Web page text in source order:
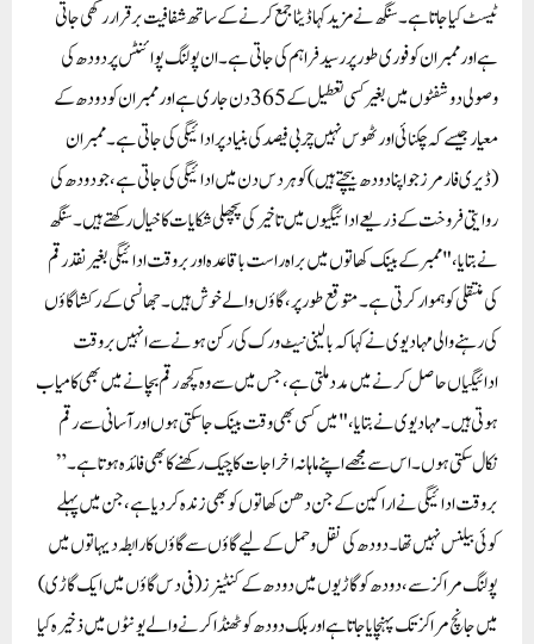
ٹیسٹ کیا جاتا ہے۔ سنگھ نے مزید کہاڈیٹا جمع کرنے کے ساتھ شفافیت برقرار رکھی جاتی
ہے اور ممبران کو فوری طور پر رسید فراہم کی جاتی ہے۔ان پولنگ پوائنٹس پر دودھ کی
وصولی دو شفٹوں میں بغیر کسی تعطیل کے 365 دن جاری ہے اور ممبران کو دودھ کے
معیار جیسے کہ چکنائی اور ٹھوس نہیں چربی فیصد کی بنیاد پر ادائیگی کی جاتی ہے۔ ممبران
(ڈیری فارمرز جو اپنا دودھ بیچتے ہیں) کو ہر دس دن میں ادائیگی کی جاتی ہے، جو دودھ کی
روایتی فروخت کے ذریعے ادائیگیوں میں تاخیر کی پچھلی شکایات کا خیال رکھتے ہیں۔ سنگھ
نے بتایا، "ممبر کے بینک کھاتوں میں براہ راست باقاعدہ اور بروقت ادائیگی بغیر نقد رقم
کی منتقلی کو ہموار کرتی ہے۔متوقع طور پر، گاؤں والے خوش ہیں۔ جھانسی کے رکشا گاؤں
کی رہنے والی مہادیوی نے کہا کہ بالینی نیٹ ورک کی رکن ہونے سے انہیں بروقت
ادائیگیاں حاصل کرنے میں مدد ملتی ہے، جس میں سے وہ کچھ رقم بچانے میں بھی کامیاب
ہوتی ہیں۔ مہادیوی نے بتایا، "میں کسی بھی وقت بینک جا سکتی ہوں اور آسانی سے رقم
نکال سکتی ہوں۔ اس سے مجھے اپنے ماہانہ اخراجات کا چیک رکھنے کا بھی فائدہ ہوتا ہے۔”
بروقت ادائیگی نے اراکین کے جن دھن کھاتوں کو بھی زندہ کر دیا ہے، جن میں پہلے
کوئی بیلنس نہیں تھا۔دودھ کی نقل و حمل کے لیے گاؤں سے گاؤں کا رابطہ دیہاتوں میں
پولنگ مراکز سے، دودھ کو گاڑیوں میں دودھ کے کنٹینرز (فی دس گاؤں میں ایک گاڑی)
میں جانچ مراکز تک پہنچایا جاتا ہے اور بلک دودھ کو ٹھنڈا کرنے والے یونٹوں میں ذخیرہ کیا